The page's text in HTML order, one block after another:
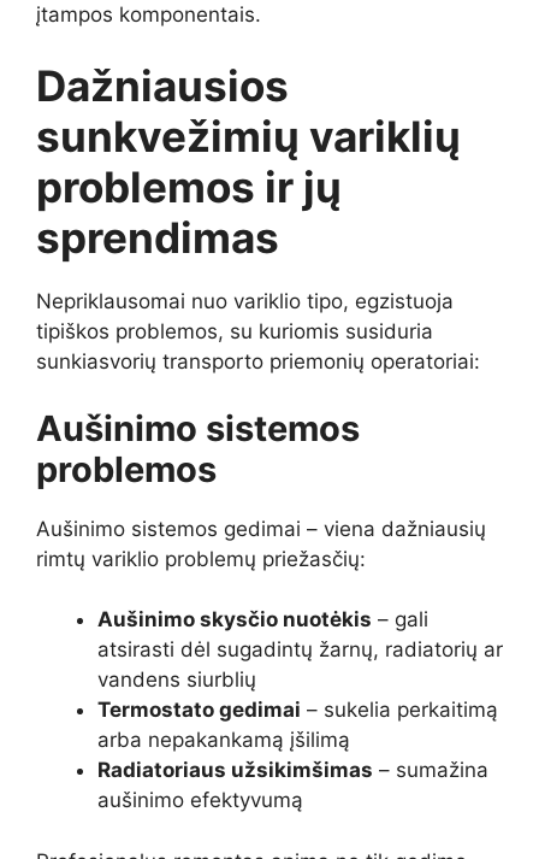
įtampos komponentais.
Dažniausios
sunkvežimių variklių
problemos ir jų
sprendimas
Nepriklausomai nuo variklio tipo, egzistuoja
tipiškos problemos, su kuriomis susiduria
sunkiasvorių transporto priemonių operatoriai:
Aušinimo sistemos
problemos
Aušinimo sistemos gedimai – viena dažniausių
rimtų variklio problemų priežasčių:
Aušinimo skysčio nuotėkis – gali
atsirasti dėl sugadintų žarnų, radiatorių ar
vandens siurblių
Termostato gedimai – sukelia perkaitimą
arba nepakankamą įšilimą
Radiatoriaus užsikimšimas – sumažina
aušinimo efektyvumą